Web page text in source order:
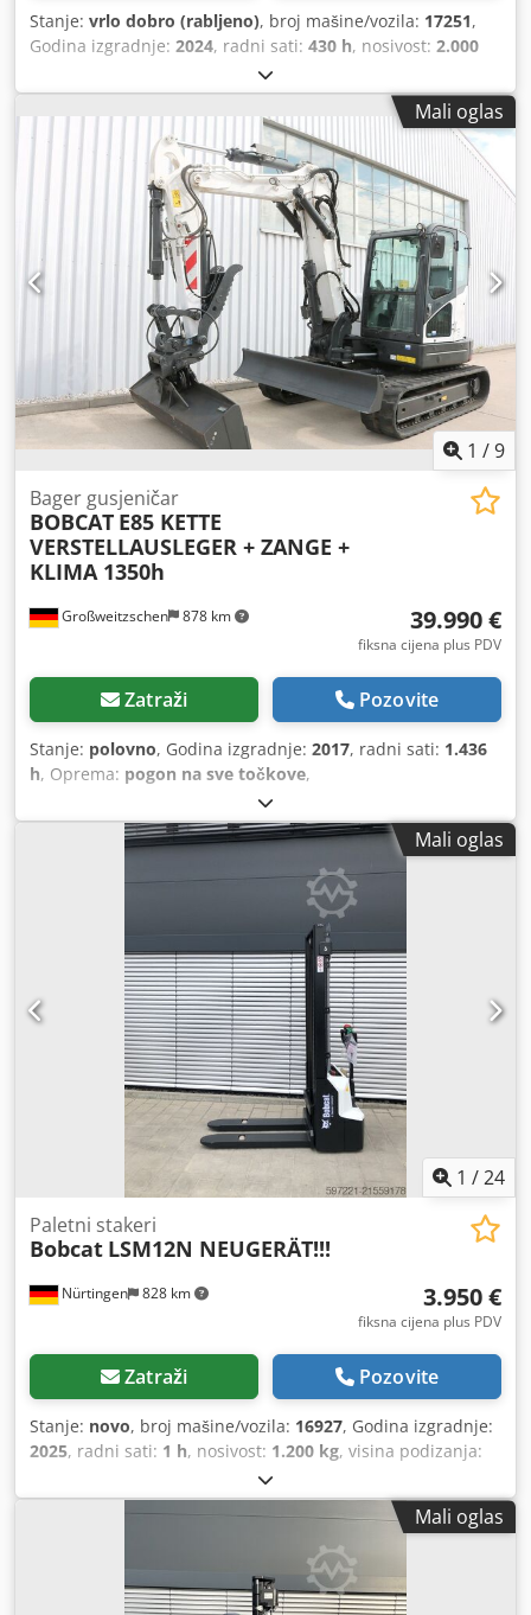
Stanje: vrlo dobro (rabljeno), broj mašine/vozila: 17251,
Godina izgradnje: 2024, radni sati: 430 h, nosivost: 2.000
4.730 mm
mm, središte tereta:500 mm, vrsta goriva:dizel, vrsta
, građevinska visina: 2.190 mm, duljina
1.050 mm, dimenzija prednje gume: 7.00-15 5.50,
dimenzija stražnje gume:6.50-10, ukupna masa: 4.053 kg,
Mali oglas
1 /9
Großweitzschen 878 km
Bager gusjeničar
BOBCAT E85 KETTE
VERSTELLAUSLEGER + ZANGE +
KLIMA 1350h
39.990 €
fiksna cijena plus PDV
Zatraži Pozovite
Stanje: polovno, Godina izgradnje: 2017, radni sati: 1.436
h, Oprema: pogon na sve točkove,
Mali oglas
1 /24
Nürtingen 828 km
Paletni stakeri
Bobcat LSM12N NEUGERÄT!!!
3.950 €
fiksna cijena plus PDV
Zatraži Pozovite
Stanje: novo, broj mašine/vozila: 16927, Godina izgradnje:
2025, radni sati: 1 h, nosivost: 1.200 kg, visina podizanja:
600 mm
električni, vrsta jarbola:simpleks, građevinska visina:
, duljina vilica:1.150 mm,
Mali oglas